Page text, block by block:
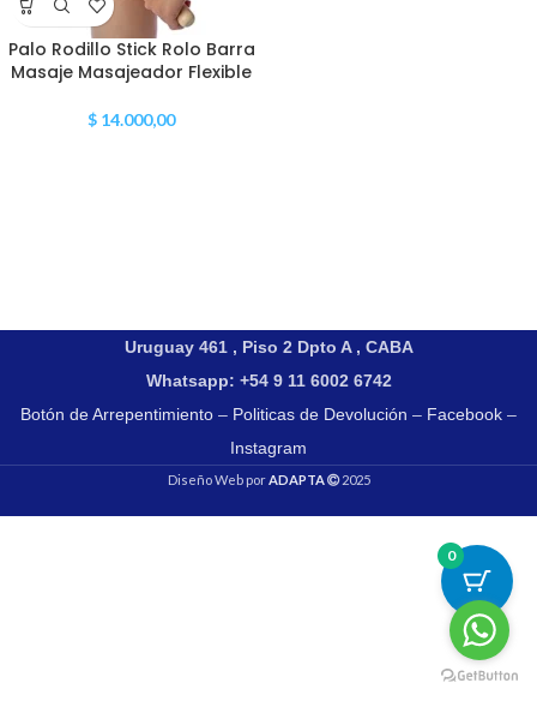
Palo Rodillo Stick Rolo Barra
Masaje Masajeador Flexible
$ 14.000,00
Uruguay 461 , Piso 2 Dpto A , CABA
Whatsapp: +54 9 11 6002 6742
Botón de Arrepentimiento – Politicas de Devolución – Facebook –
Instagram
Diseño Web porADAPTA 2025
0